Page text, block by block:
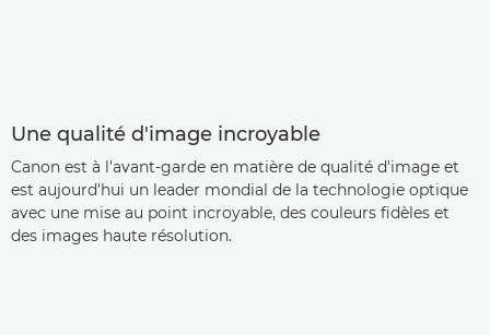
Une qualité d'image incroyable
Canon est à l'avant-garde en matière de qualité d'image et
est aujourd'hui un leader mondial de la technologie optique
avec une mise au point incroyable, des couleurs fidèles et
des images haute résolution.